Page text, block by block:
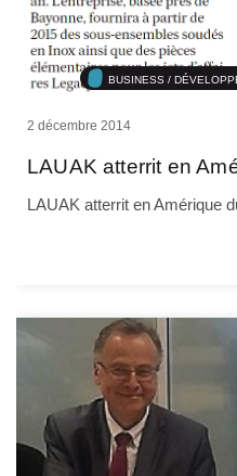
BUSINESS /
2 décembre 2014
LAUAK atterrit en
LAUAK atterrit en Amérique